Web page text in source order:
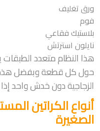
ورق تغليف
فوم
بلاستيك فقاعي
نايلون استرتش
هذا النظام متعدد
حول كل قطعة وبفضل هذه
الزجاجية دون خدش واحد
أنواع الكراتين
الصغيرة